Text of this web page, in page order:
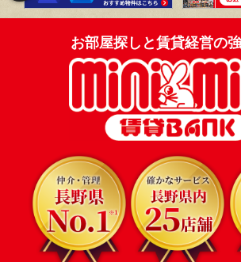
お部屋探しと賃貸経営の